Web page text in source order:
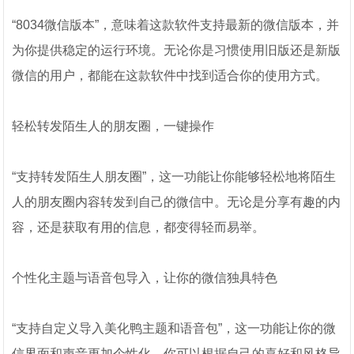
“8034微信版本”，意味着这款软件支持最新的微信版本，并
为你提供稳定的运行环境。无论你是习惯使用旧版还是新版
微信的用户，都能在这款软件中找到适合你的使用方式。
轻松转发陌生人的朋友圈，一键操作
“支持转发陌生人朋友圈”，这一功能让你能够轻松地将陌生
人的朋友圈内容转发到自己的微信中。无论是分享有趣的内
容，还是获取有用的信息，都变得轻而易举。
个性化主题与语音包导入，让你的微信独具特色
“支持自定义导入美化鸭主题和语音包”，这一功能让你的微